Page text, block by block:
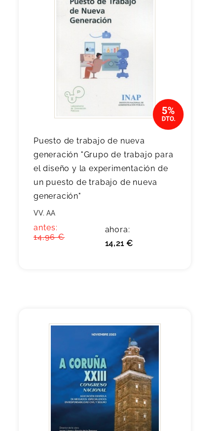
Puesto de trabajo de nueva
generación "Grupo de trabajo para
el diseño y la experimentación de
un puesto de trabajo de nueva
generación"
VV. AA
antes:
14,96 €
ahora:
14,21 €